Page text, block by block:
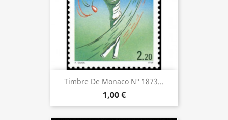
Timbre De Monaco N° 1873...
1,00 €